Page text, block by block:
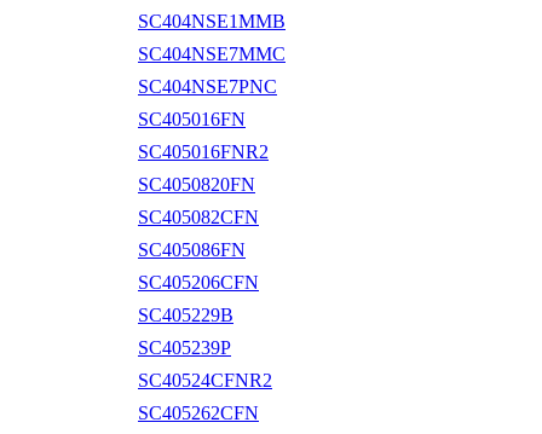
SC404NSE1MMB
SC404NSE7MMC
SC404NSE7PNC
SC405016FN
SC405016FNR2
SC4050820FN
SC405082CFN
SC405086FN
SC405206CFN
SC405229B
SC405239P
SC40524CFNR2
SC405262CFN